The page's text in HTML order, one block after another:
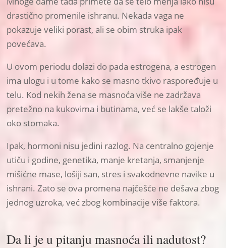
drastično promenile ishranu. Nekada vaga ne
pokazuje veliki porast, ali se obim struka ipak
povećava.
U ovom periodu dolazi do pada estrogena, a estrogen
ima ulogu i u tome kako se masno tkivo raspoređuje u
telu. Kod nekih žena se masnoća više ne zadržava
pretežno na kukovima i butinama, već se lakše taloži
oko stomaka.
Ipak, hormoni nisu jedini razlog. Na centralno gojenje
utiču i godine, genetika, manje kretanja, smanjenje
mišićne mase, lošiji san, stres i svakodnevne navike u
ishrani. Zato se ova promena najčešće ne dešava zbog
jednog uzroka, već zbog kombinacije više faktora.
Da li je u pitanju masnoća ili nadutost?